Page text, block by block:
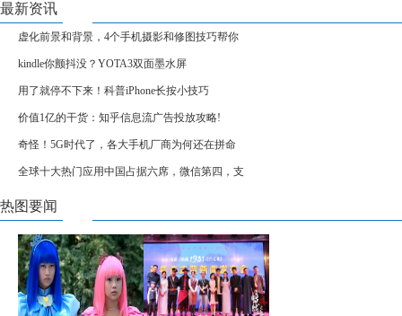
最新资讯
虚化前景和背景，4个手机摄影和修图技巧帮你
kindle你颤抖没？YOTA3双面墨水屏
用了就停不下来！科普iPhone长按小技巧
价值1亿的干货：知乎信息流广告投放攻略!
奇怪！5G时代了，各大手机厂商为何还在拼命
全球十大热门应用中国占据六席，微信第四，支
热图要闻